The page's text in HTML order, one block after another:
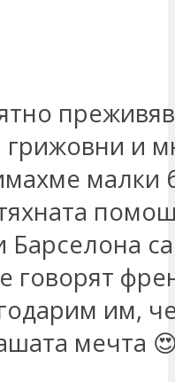
грижовни и
малки
са
говорят
им,
мечта